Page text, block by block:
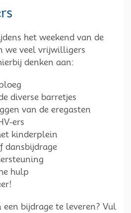
het weekend van de
we veel vrijwilligers
denken aan:
diverse barretjes
van de eregasten
ers
kinderplein
dansbijdrage
hulp
bijdrage te leveren? Vul